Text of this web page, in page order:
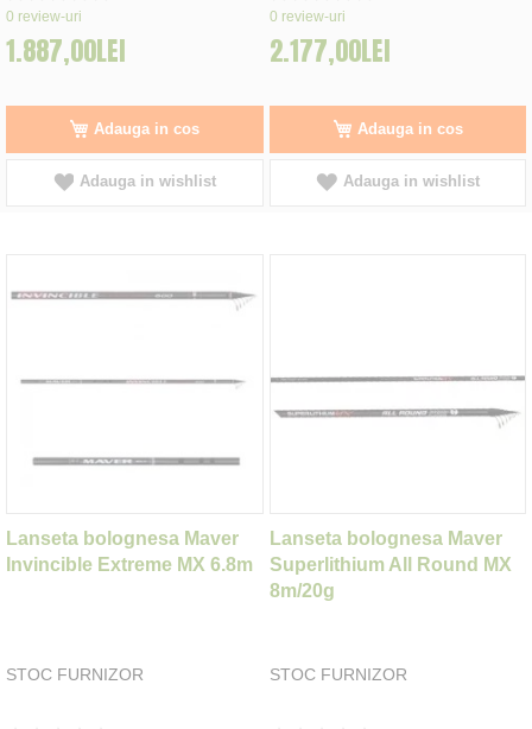
0%
0 review-uri
1.887,00LEI
Adauga in cos
Adauga in wishlist
0%
0 review-uri
2.177,00LEI
Adauga in cos
Adauga in wishlist
Lanseta bolognesa Maver
Invincible Extreme MX 6.8m
STOC FURNIZOR
Lanseta bolognesa Maver
Superlithium All Round MX
8m/20g
STOC FURNIZOR